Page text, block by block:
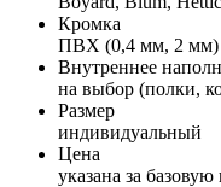
Кромка
ПВХ (0,4 мм, 2 мм)
Внутреннее
на выбор (полки,
Размер
индивидуальный
Цена
указана за